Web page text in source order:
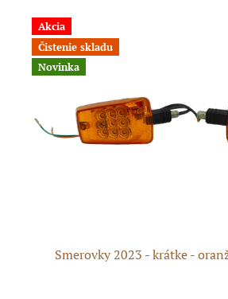
Akcia
Čistenie skladu
Novinka
Smerovky 2023 - krátke -